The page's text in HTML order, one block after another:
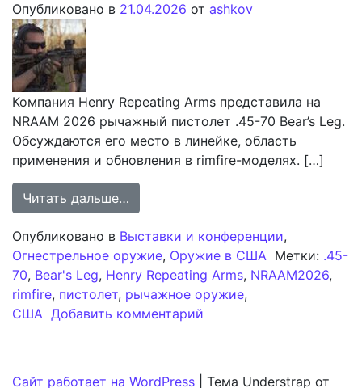
Опубликовано в 21.04.2026 от ashkov
Компания Henry Repeating Arms представила на
NRAAM 2026 рычажный пистолет .45-70 Bear’s Leg.
Обсуждаются его место в линейке, область
применения и обновления в rimfire-моделях. […]
Читать дальше…
Опубликовано в Выставки и конференции,
Огнестрельное оружие, Оружие в США Метки: .45-
70, Bear's Leg, Henry Repeating Arms, NRAAM2026,
rimfire, пистолет, рычажное оружие,
США Добавить комментарий
Сайт работает на WordPress Тема Understrap от